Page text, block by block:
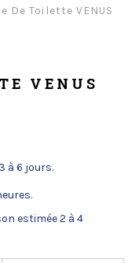
De Toilette VENUS
VENUS
à 6 jours.
estimée 2 à 4